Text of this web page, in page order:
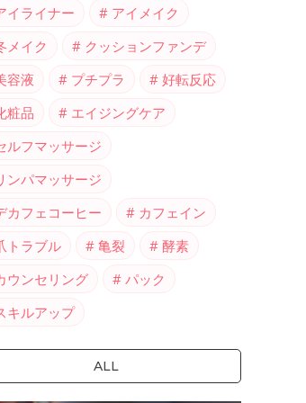
イライナー
アイメイク
メイク
クッションファンデ
容液
プチプラ
好転反応
粧品
エイジングケア
ルフマッサージ
ンパマッサージ
カフェコーヒー
カフェイン
トラブル
亀裂
酵素
ウンセリング
パック
キルアップ
ALL